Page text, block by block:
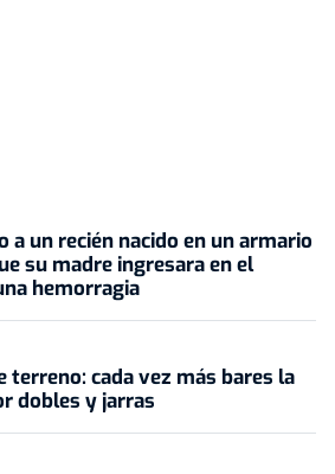
a un recién nacido en un armario
su madre ingresara en el
hemorragia
terreno: cada vez más bares la
dobles y jarras